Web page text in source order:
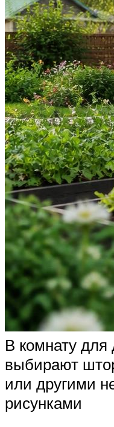
В комнату для
выбирают
или другими
рисунками